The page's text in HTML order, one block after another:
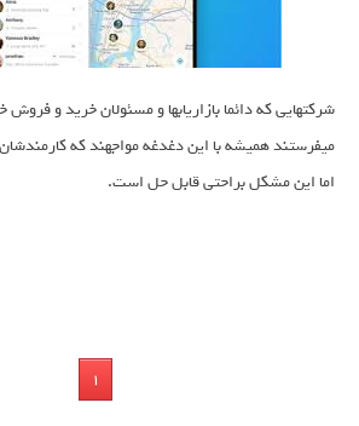
شرکتهایی که دائما بازاریابها و مسئولان خرید و
میفرستند همیشه با این دغدغه مواجهند که
اما این مشکل براحتی قابل حل است.
1